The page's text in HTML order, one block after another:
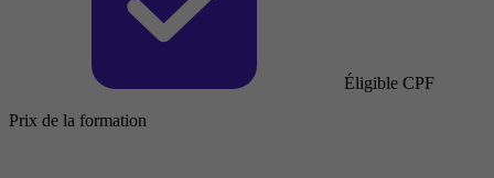
Éligible CPF
Prix de la formation